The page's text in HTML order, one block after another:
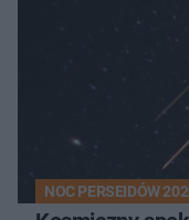
NOC PERSEIDÓW